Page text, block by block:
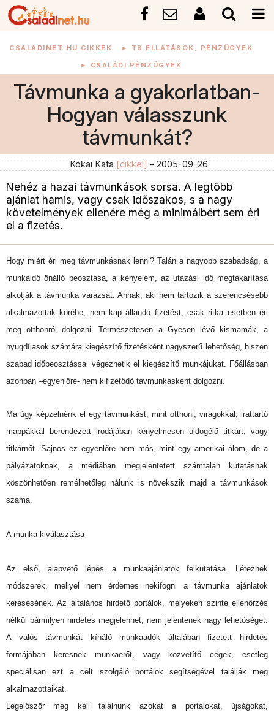
CSALÁDINET.HU CIKKEK ► TB ELLÁTÁSOK, PÉNZÜGYEK
► CSALÁDI PÉNZÜGYEK
Távmunka a gyakorlatban-
Hogyan válasszunk
távmunkát?
Kókai Kata [cikkei] - 2005-09-26
Nehéz a hazai távmunkások sorsa. A legtöbb
ajánlat hamis, vagy csak időszakos, s a nagy
követelmények ellenére még a minimálbért sem éri
el a fizetés.
Hogy miért éri meg távmunkásnak lenni? Talán a nagyobb szabadság, a
munkaidő önálló beosztása, a kényelem, az utazási idő megtakarítása
alkotják a távmunka varázsát. Annak, aki nem tartozik a szerencsésebb
alkalmazottak körébe, nem kap állandó fizetést, csak ritka esetben éri
meg otthonról dolgozni. Természetesen a Gyesen lévő kismamák, a
nyugdíjasok számára kiegészítő fizetésként nagyszerű lehetőség, hiszen
szabad időbeosztással végezhetik el kiegészítő munkájukat. Főállásban
azonban –egyenlőre- nem kifizetődő távmunkásként dolgozni.
Ma úgy képzelnénk el egy távmunkást, mint otthoni, virágokkal, irattartó
mappákkal berendezett irodájában kényelmesen üldögélő titkárt, vagy
titkárnőt. Sajnos ez egyenlőre nem más, mint egy amerikai álom, de a
pályázatoknak, a médiában megjelentetett számtalan kutatásnak
köszönhetően remélhetőleg nálunk is növekszik majd a távmunkások
száma.
A munka kiválasztása
Az első, alapvető lépés a munkaajánlatok felkutatása. Léteznek
módszerek, mellyel nem érdemes nekifogni a távmunka ajánlatok
keresésének. Az általános hirdető portálok, melyeken szinte ellenőrzés
nélkül bármilyen hirdetés megjelenhet, nem jelentenek nagy lehetőséget.
A valós távmunkát kínáló munkaadók általában fizetett hirdetés
formájában keresnek munkaerőt, vagy közvetítő cégek, esetleg
speciálisan ezt a célt szolgáló portálok segítségével találják meg
alkalmazottaikat.
Legelőször meg kell találnunk azokat a portálokat, újságokat,